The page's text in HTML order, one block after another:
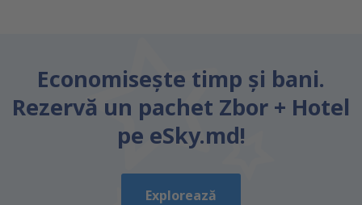
Economiseşte timp și bani.
Rezervă un pachet Zbor + Hotel
pe eSky.md!
Explorează